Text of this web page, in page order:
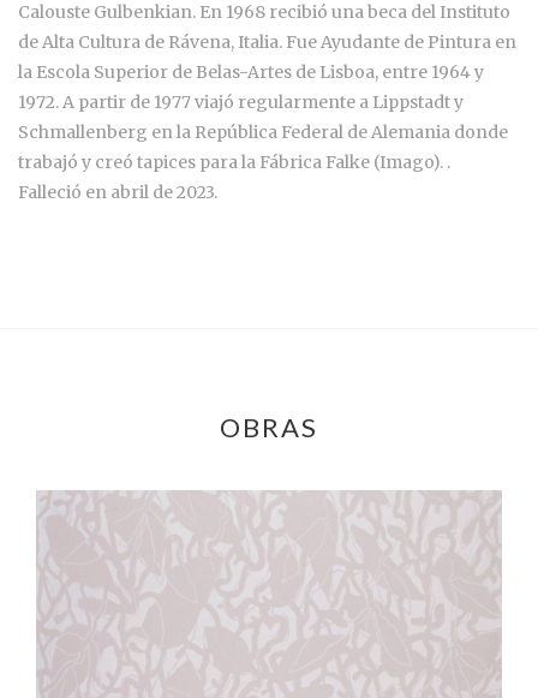
Calouste Gulbenkian. En 1968 recibió una beca del Instituto
de Alta Cultura de Rávena, Italia. Fue Ayudante de Pintura en
la Escola Superior de Belas-Artes de Lisboa, entre 1964 y
1972. A partir de 1977 viajó regularmente a Lippstadt y
Schmallenberg en la República Federal de Alemania donde
trabajó y creó tapices para la Fábrica Falke (Imago). .
Falleció en abril de 2023.
OBRAS